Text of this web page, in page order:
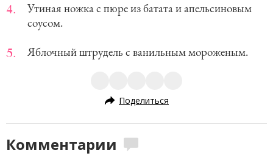
Утиная ножка с пюре из батата и апельсиновым
соусом.
Яблочный штрудель с ванильным мороженым.
Поделиться
Комментарии